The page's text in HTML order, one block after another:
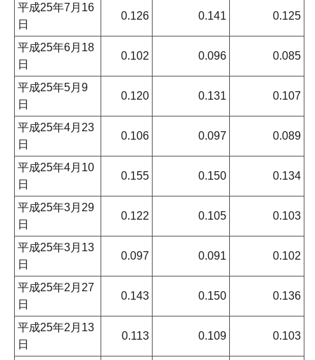
平成25年7月16
日
0.126 0.141 0.125
平成25年6月18
日
0.102 0.096 0.085
平成25年5月9
日
0.120 0.131 0.107
平成25年4月23
日
0.106 0.097 0.089
平成25年4月10
日
0.155 0.150 0.134
平成25年3月29
日
0.122 0.105 0.103
平成25年3月13
日
0.097 0.091 0.102
平成25年2月27
日
0.143 0.150 0.136
平成25年2月13
日
0.113 0.109 0.103